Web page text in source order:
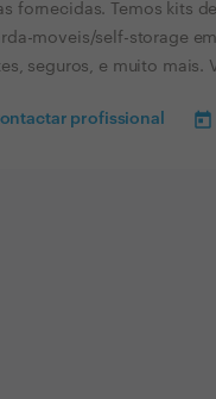
fornecidas. Temos kits
moveis/self-storage
seguros, e muito mais.
profissional